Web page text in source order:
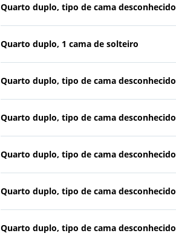
Quarto duplo, tipo de cama desconhecido
Quarto duplo, 1 cama de solteiro
Quarto duplo, tipo de cama desconhecido
Quarto duplo, tipo de cama desconhecido
Quarto duplo, tipo de cama desconhecido
Quarto duplo, tipo de cama desconhecido
Quarto duplo, tipo de cama desconhecido